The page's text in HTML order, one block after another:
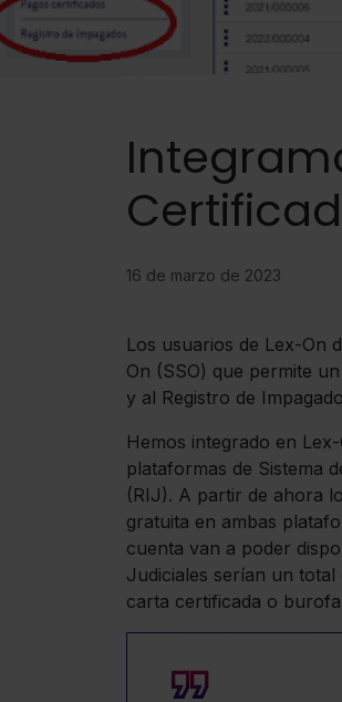
16 de marzo de 2023
Los usuarios de Lex-On
On (SSO) que permite
y al Registro de
Hemos integrado en
plataformas de Sistema
(RIJ). A partir de ahora
gratuita en ambas
cuenta van a poder
Judiciales serían un
carta certificada o